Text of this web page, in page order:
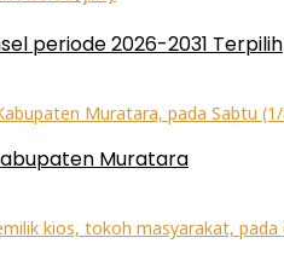
periode 2026-2031 Terpilih
Muratara